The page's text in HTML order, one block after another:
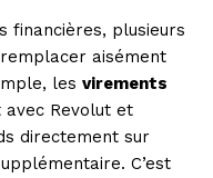
financières, plusieurs
aisément
les virements
Revolut et
directement sur
C’est